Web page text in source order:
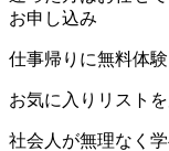
お申し込み
仕事帰りに無料体験
お気に入りリスト
社会人が無理なく